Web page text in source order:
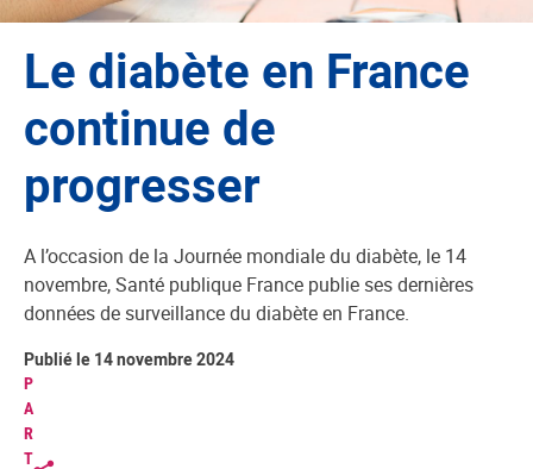
Le diabète en France
continue de
progresser
A l’occasion de la Journée mondiale du diabète, le 14
novembre, Santé publique France publie ses dernières
données de surveillance du diabète en France.
P
A
R
T
Publié le 14 novembre 2024